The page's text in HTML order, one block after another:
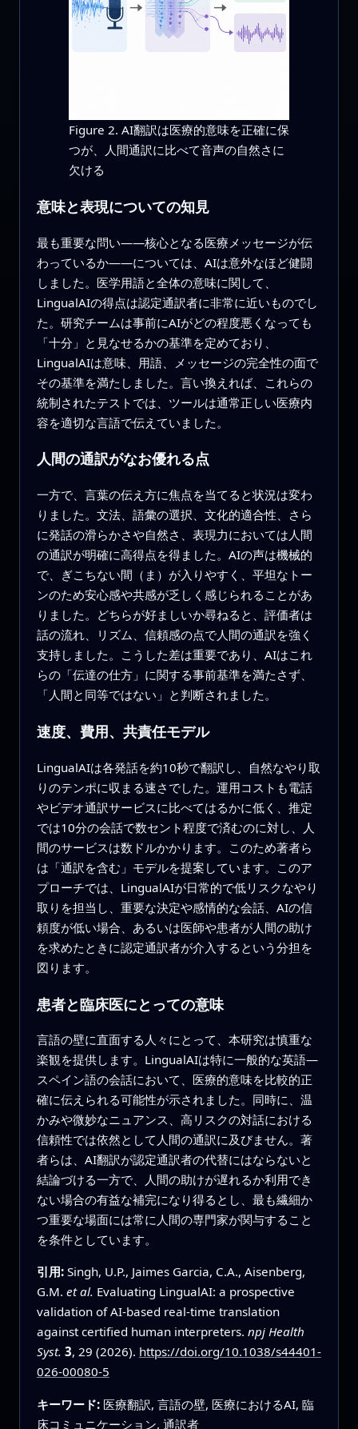
Figure 2. AI翻訳は医療的意味を正確に保
つが、人間通訳に比べて音声の自然さに
欠ける
意味と表現についての知見
最も重要な問い――核心となる医療メッセージが伝
わっているか――については、AIは意外なほど健闘
しました。医学用語と全体の意味に関して、
LingualAIの得点は認定通訳者に非常に近いものでし
た。研究チームは事前にAIがどの程度悪くなっても
「十分」と見なせるかの基準を定めており、
LingualAIは意味、用語、メッセージの完全性の面で
その基準を満たしました。言い換えれば、これらの
統制されたテストでは、ツールは通常正しい医療内
容を適切な言語で伝えていました。
人間の通訳がなお優れる点
一方で、言葉の伝え方に焦点を当てると状況は変わ
りました。文法、語彙の選択、文化的適合性、さら
に発話の滑らかさや自然さ、表現力においては人間
の通訳が明確に高得点を得ました。AIの声は機械的
で、ぎこちない間（ま）が入りやすく、平坦なトー
ンのため安心感や共感が乏しく感じられることがあ
りました。どちらが好ましいか尋ねると、評価者は
話の流れ、リズム、信頼感の点で人間の通訳を強く
支持しました。こうした差は重要であり、AIはこれ
らの「伝達の仕方」に関する事前基準を満たさず、
「人間と同等ではない」と判断されました。
速度、費用、共責任モデル
LingualAIは各発話を約10秒で翻訳し、自然なやり取
りのテンポに収まる速さでした。運用コストも電話
やビデオ通訳サービスに比べてはるかに低く、推定
では10分の会話で数セント程度で済むのに対し、人
間のサービスは数ドルかかります。このため著者ら
は「通訳を含む」モデルを提案しています。このア
プローチでは、LingualAIが日常的で低リスクなやり
取りを担当し、重要な決定や感情的な会話、AIの信
頼度が低い場合、あるいは医師や患者が人間の助け
を求めたときに認定通訳者が介入するという分担を
図ります。
患者と臨床医にとっての意味
言語の壁に直面する人々にとって、本研究は慎重な
楽観を提供します。LingualAIは特に一般的な英語—
スペイン語の会話において、医療的意味を比較的正
確に伝えられる可能性が示されました。同時に、温
かみや微妙なニュアンス、高リスクの対話における
信頼性では依然として人間の通訳に及びません。著
者らは、AI翻訳が認定通訳者の代替にはならないと
結論づける一方で、人間の助けが遅れるか利用でき
ない場合の有益な補完になり得るとし、最も繊細か
つ重要な場面には常に人間の専門家が関与すること
を条件としています。
引用: Singh, U.P., Jaimes Garcia, C.A., Aisenberg,
G.M. et al. Evaluating LingualAI: a prospective
validation of AI-based real-time translation
against certified human interpreters. npj Health
Syst. 3, 29 (2026). https://doi.org/10.1038/s44401-
026-00080-5
キーワード: 医療翻訳, 言語の壁, 医療におけるAI, 臨
床コミュニケーション, 通訳者